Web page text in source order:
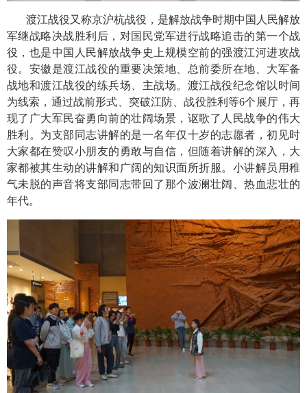
渡江战役又称京沪杭战役，是解放战争时期中国人民解放
军继战略决战胜利后，对国民党军进行战略追击的第一个战
役，也是中国人民解放战争史上规模空前的强渡江河进攻战
役。安徽是渡江战役的重要决策地、总前委所在地、大军备
战地和渡江战役的练兵场、主战场。渡江战役纪念馆以时间
为线索，通过战前形式、突破江防、战役胜利等6个展厅，再
现了广大军民奋勇向前的壮阔场景，讴歌了人民战争的伟大
胜利。为支部同志讲解的是一名年仅十岁的志愿者，初见时
大家都在赞叹小朋友的勇敢与自信，但随着讲解的深入，大
家都被其生动的讲解和广阔的知识面所折服。小讲解员用稚
气未脱的声音将支部同志带回了那个波澜壮阔、热血悲壮的
年代。